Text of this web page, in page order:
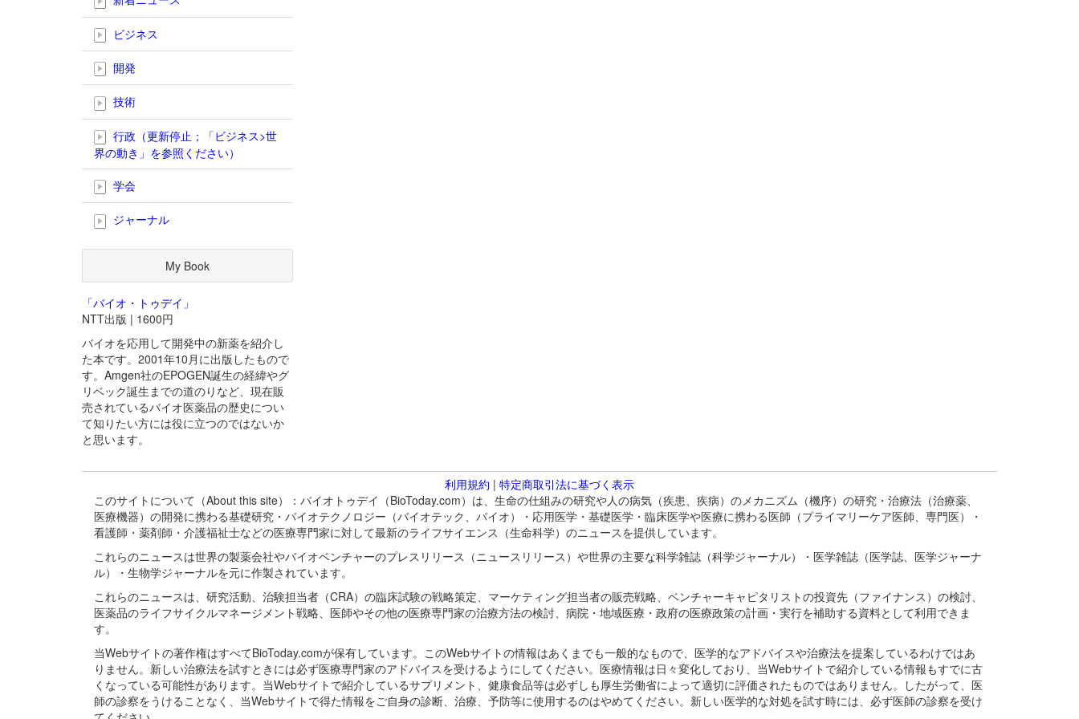
ビジネス
開発
技術
行政（更新停止；「ビジネス>世
界の動き」を参照ください）
学会
ジャーナル
My Book
「バイオ・トゥデイ」
NTT出版 | 1600円
バイオを応用して開発中の新薬を紹介し
た本です。2001年10月に出版したもので
す。Amgen社のEPOGEN誕生の経緯やグ
リベック誕生までの道のりなど、現在販
売されているバイオ医薬品の歴史につい
て知りたい方には役に立つのではないか
と思います。
利用規約 | 特定商取引法に基づく表示
このサイトについて（About this site）：バイオトゥデイ（BioToday.com）は、生命の仕組みの研究や人の病気（疾患、疾病）のメカニズム（機序）の研究・治療法（治療薬、
医療機器）の開発に携わる基礎研究・バイオテクノロジー（バイオテック、バイオ）・応用医学・基礎医学・臨床医学や医療に携わる医師（プライマリーケア医師、専門医）・
看護師・薬剤師・介護福祉士などの医療専門家に対して最新のライフサイエンス（生命科学）のニュースを提供しています。
これらのニュースは世界の製薬会社やバイオベンチャーのプレスリリース（ニュースリリース）や世界の主要な科学雑誌（科学ジャーナル）・医学雑誌（医学誌、医学ジャーナ
ル）・生物学ジャーナルを元に作製されています。
これらのニュースは、研究活動、治験担当者（CRA）の臨床試験の戦略策定、マーケティング担当者の販売戦略、ベンチャーキャピタリストの投資先（ファイナンス）の検討、
医薬品のライフサイクルマネージメント戦略、医師やその他の医療専門家の治療方法の検討、病院・地域医療・政府の医療政策の計画・実行を補助する資料として利用できま
す。
当Webサイトの著作権はすべてBioToday.comが保有しています。このWebサイトの情報はあくまでも一般的なもので、医学的なアドバイスや治療法を提案しているわけではあ
りません。新しい治療法を試すときには必ず医療専門家のアドバイスを受けるようにしてください。医療情報は日々変化しており、当Webサイトで紹介している情報もすでに古
くなっている可能性があります。当Webサイトで紹介しているサプリメント、健康食品等は必ずしも厚生労働省によって適切に評価されたものではありません。したがって、医
師の診察をうけることなく、当Webサイトで得た情報をご自身の診断、治療、予防等に使用するのはやめてください。新しい医学的な対処を試す時には、必ず医師の診察を受け